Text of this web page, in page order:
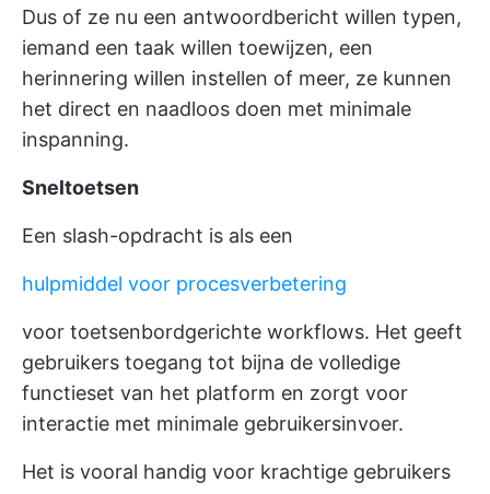
Dus of ze nu een antwoordbericht willen typen,
iemand een taak willen toewijzen, een
herinnering willen instellen of meer, ze kunnen
het direct en naadloos doen met minimale
inspanning.
Sneltoetsen
Een slash-opdracht is als een
hulpmiddel voor procesverbetering
voor toetsenbordgerichte workflows. Het geeft
gebruikers toegang tot bijna de volledige
functieset van het platform en zorgt voor
interactie met minimale gebruikersinvoer.
Het is vooral handig voor krachtige gebruikers